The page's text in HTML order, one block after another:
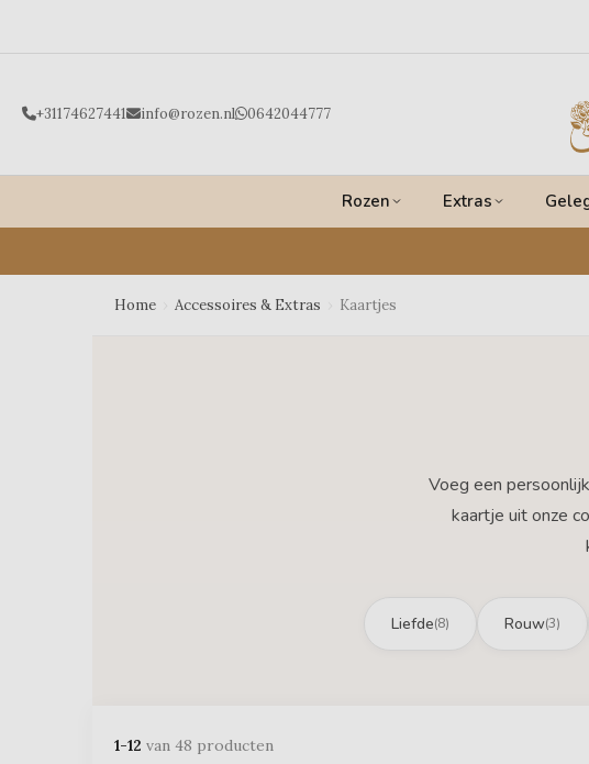
+31174627441 info@rozen.nl 0642044777
Rozen Extras
Home Accessoires & Extras Kaartjes
Voeg een
kaartje uit onze
Liefde(8) Rouw(3)
1-12 van 48 producten